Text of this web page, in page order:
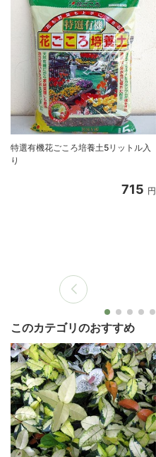
特選有機花ごころ培養土5リットル入
り
715 円
このカテゴリのおすすめ